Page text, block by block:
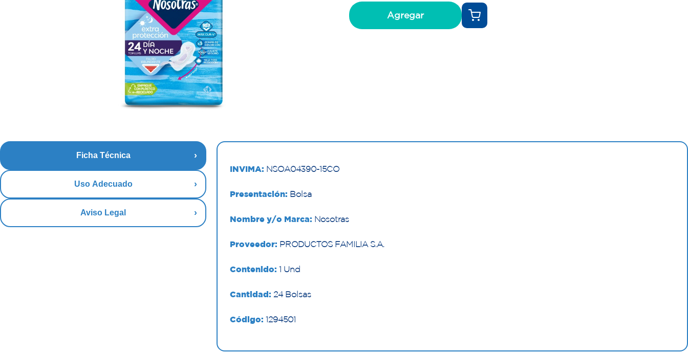
Agregar
Ficha Técnica
Uso Adecuado
Aviso Legal
INVIMA: NSOA04390-15CO
Presentación: Bolsa
Nombre y/o Marca: Nosotras
Proveedor: PRODUCTOS FAMILIA S.A.
Contenido: 1 Und
Cantidad: 24 Bolsas
Código: 1294501